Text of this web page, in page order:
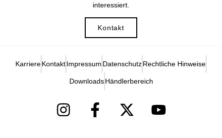
interessiert.
Kontakt
KarriereKontaktImpressum DatenschutzRechtliche Hinweise
Downloads Händlerbereich